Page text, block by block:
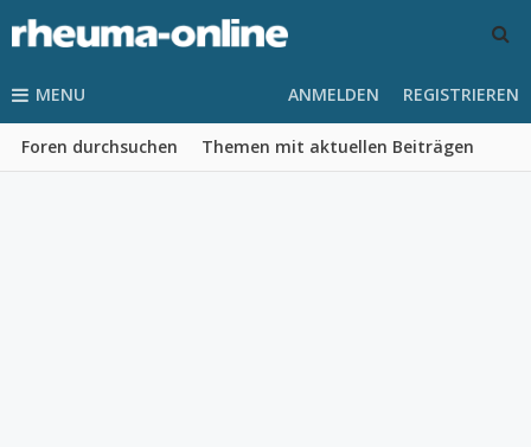
MENU
Foren durchsuchen Themen mit aktuellen Beiträgen
ANMELDEN REGISTRIEREN